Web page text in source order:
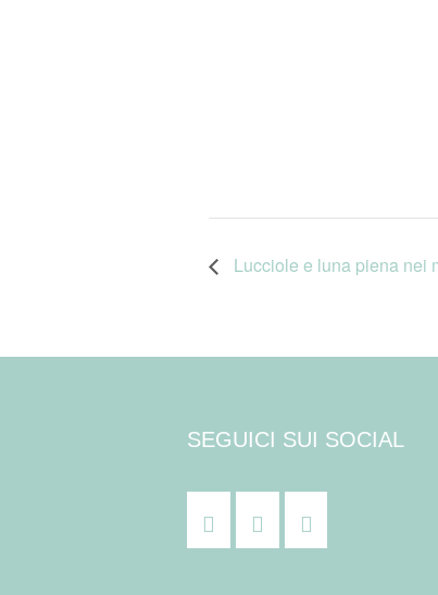
Lucciole e luna piena nei
SEGUICI SUI SOCIAL